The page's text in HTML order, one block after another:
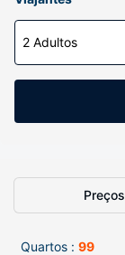
2 Adultos
Preços
Quartos : 99